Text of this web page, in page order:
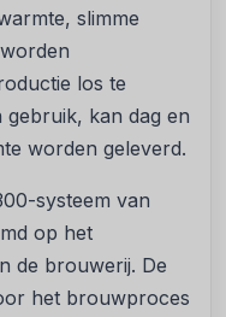
slimme
los te
kan dag en
worden geleverd.
systeem van
op het
de brouwerij. De
het brouwproces